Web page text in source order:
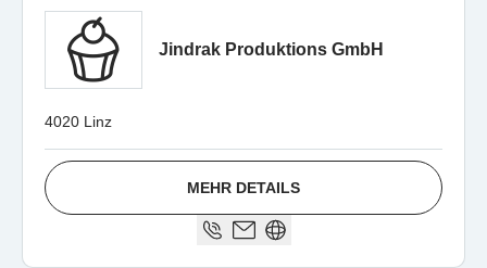
Jindrak Produktions GmbH
4020 Linz
MEHR DETAILS